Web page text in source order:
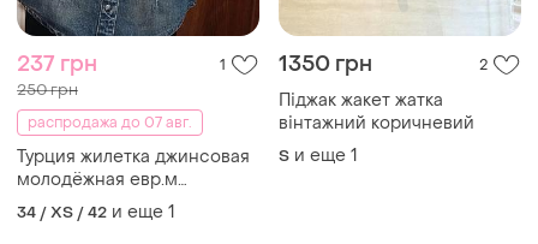
237 грн 1
250 грн
распродажа до 07 авг.
Турция жилетка джинсовая
молодёжная евр.м
маломерит на s -xs
34 / XS / 42 и еще 1
1350 грн 2
Піджак жакет жатка
вінтажний коричневий
S и еще 1